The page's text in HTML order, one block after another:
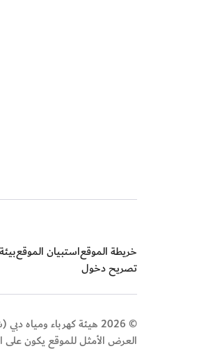
خريطة الموقعاستبيان الموقع
تصريح دخول
© 2026 هيئة كهرباء ومياه دبي (ش.م.ع) - جميع الحقوق محفوظة
العرض الأمثل للموقع يكون على